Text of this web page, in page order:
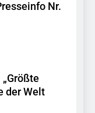
Nr.
der Welt